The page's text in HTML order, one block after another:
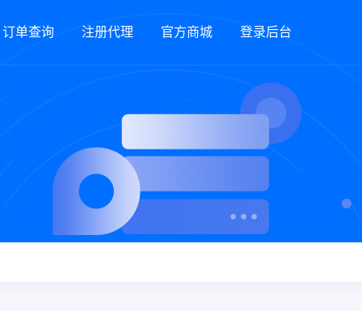
订单查询 注册代理 官方商城 登录后台